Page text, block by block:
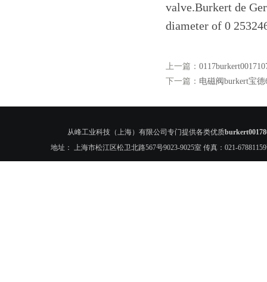
valve.Burkert de
diameter of 0
上一篇：
下一篇： 电磁阀burkert宝德
从峰工业科技（上海）有限公司专门提供各类优质
地址： 上海市松江区松卫北路567号9023-9025室 传真：021-